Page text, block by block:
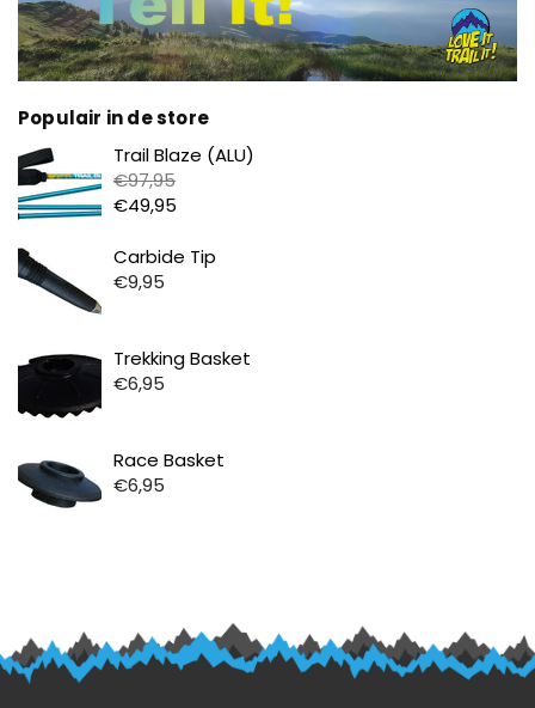
Populair in de store
Trail Blaze (ALU)
€97,95
€49,95
Carbide Tip
€9,95
Trekking Basket
€6,95
Race Basket
€6,95